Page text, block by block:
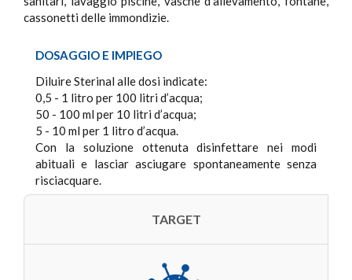
cassonetti delle immondizie.
DOSAGGIO E IMPIEGO
Diluire Sterinal alle dosi indicate:
0,5 - 1 litro per 100 litri d’acqua;
50 - 100 ml per 10 litri d’acqua;
5 - 10 ml per 1 litro d’acqua.
Con la soluzione ottenuta disinfettare nei modi
abituali e lasciar asciugare spontaneamente senza
risciacquare.
TARGET